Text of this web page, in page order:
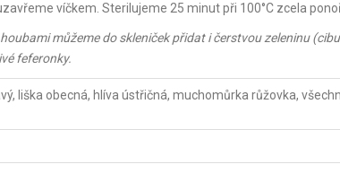
víčkem. Sterilujeme 25 minut při 100°C zcela
můžeme do skleniček přidat i čerstvou zeleninu
feferonky.
liška obecná, hlíva ústřičná, muchomůrka růžovka,